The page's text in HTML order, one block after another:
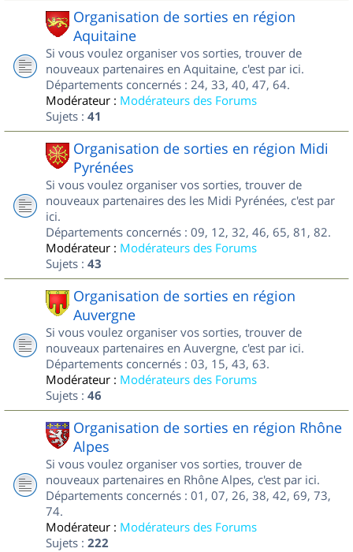
Organisation de sorties en région
Aquitaine
Si vous voulez organiser vos sorties, trouver de
nouveaux partenaires en Aquitaine, c'est par ici.
Départements concernés : 24, 33, 40, 47, 64.
Modérateur : Modérateurs des Forums
Sujets : 41
Organisation de sorties en région Midi
Pyrénées
Si vous voulez organiser vos sorties, trouver de
nouveaux partenaires des les Midi Pyrénées, c'est par
ici.
Départements concernés : 09, 12, 32, 46, 65, 81, 82.
Modérateur : Modérateurs des Forums
Sujets : 43
Organisation de sorties en région
Auvergne
Si vous voulez organiser vos sorties, trouver de
nouveaux partenaires en Auvergne, c'est par ici.
Départements concernés : 03, 15, 43, 63.
Modérateur : Modérateurs des Forums
Sujets : 46
Organisation de sorties en région Rhône
Alpes
Si vous voulez organiser vos sorties, trouver de
nouveaux partenaires en Rhône Alpes, c'est par ici.
Départements concernés : 01, 07, 26, 38, 42, 69, 73,
74.
Modérateur : Modérateurs des Forums
Sujets : 222